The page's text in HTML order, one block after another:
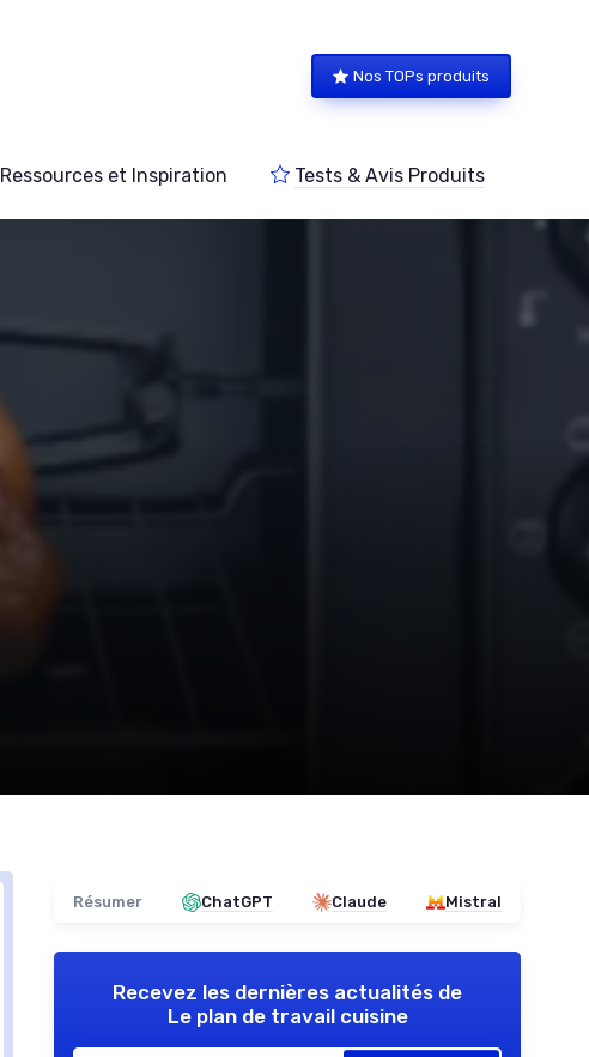
Nos TOPs produits
Ressources et Inspiration Tests & Avis Produits
Résumer ChatGPT Claude Mistral
Recevez les dernières actualités de
Le plan de travail cuisine